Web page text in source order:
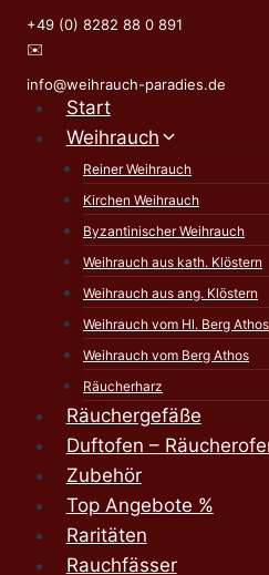
+49 (0) 8282 88 0 891
✉️
info@weihrauch-paradies.de
Start
Weihrauch
Reiner Weihrauch
Kirchen Weihrauch
Byzantinischer Weihrauch
Weihrauch aus kath. Klöstern
Weihrauch aus ang. Klöstern
Weihrauch vom Hl. Berg Athos
Weihrauch vom Berg Athos
Räucherharz
Räuchergefäße
Duftofen –
Zubehör
Top Angebote %
Raritäten
Rauchfässer